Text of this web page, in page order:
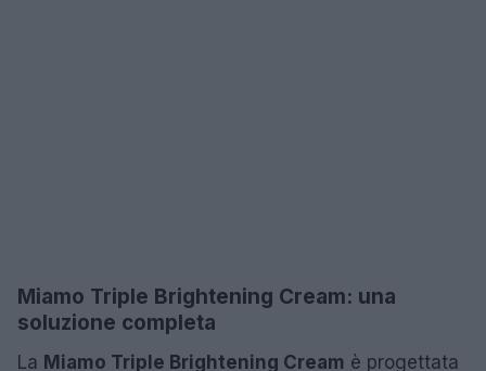
Miamo Triple Brightening Cream: una
soluzione completa
La Miamo Triple Brightening Cream è progettata